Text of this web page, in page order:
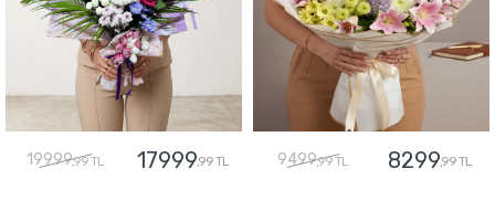
19999,99 TL 17999,99 TL 9499,99 TL 8299,99 TL